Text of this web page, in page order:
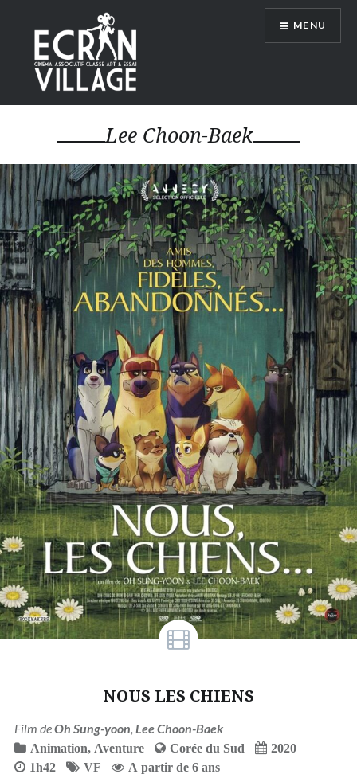
contenu
principal
ÉCRAN VILLAGE
MENU
Lee Choon-Baek
NOUS LES CHIENS
Film deOh Sung-yoon Lee Choon-Baek
Animation, Aventure Corée du Sud
2020
1h42
VF A partir de 6 ans